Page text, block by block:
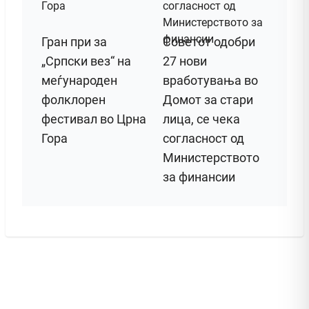
Гран при за
„Српски вез“ на
меѓународен
фолклорен
фестивал во Црна
Гора
Советот одобри
27 нови
вработувања во
Домот за стари
лица, се чека
согласност од
Министерството
за финансии